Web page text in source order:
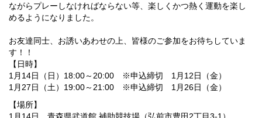
ながらプレーしなければならない等、楽しくかつ熱く運動を楽し
めるようになりました。
お友達同士、お誘いあわせの上、皆様のご参加をお待ちしていま
す！！
【日時】
1月14日（日）18:00～20:00 ※申込締切 1月12日（金）
1月27日（土）19:00～21:00 ※申込締切 1月26日（金）
【場所】